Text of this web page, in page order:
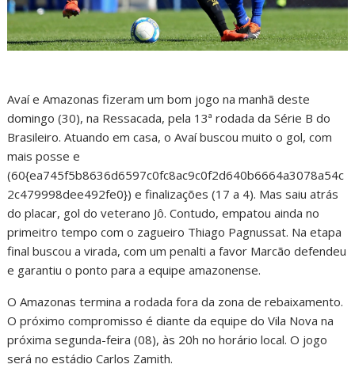
Avaí e Amazonas fizeram um bom jogo na manhã deste
domingo (30), na Ressacada, pela 13ª rodada da Série B do
Brasileiro. Atuando em casa, o Avaí buscou muito o gol, com
mais posse e
(60{ea745f5b8636d6597c0fc8ac9c0f2d640b6664a3078a54c
2c479998dee492fe0}) e finalizações (17 a 4). Mas saiu atrás
do placar, gol do veterano Jô. Contudo, empatou ainda no
primeitro tempo com o zagueiro Thiago Pagnussat. Na etapa
final buscou a virada, com um penalti a favor Marcão defendeu
e garantiu o ponto para a equipe amazonense.
O Amazonas termina a rodada fora da zona de rebaixamento.
O próximo compromisso é diante da equipe do Vila Nova na
próxima segunda-feira (08), às 20h no horário local. O jogo
será no estádio Carlos Zamith.